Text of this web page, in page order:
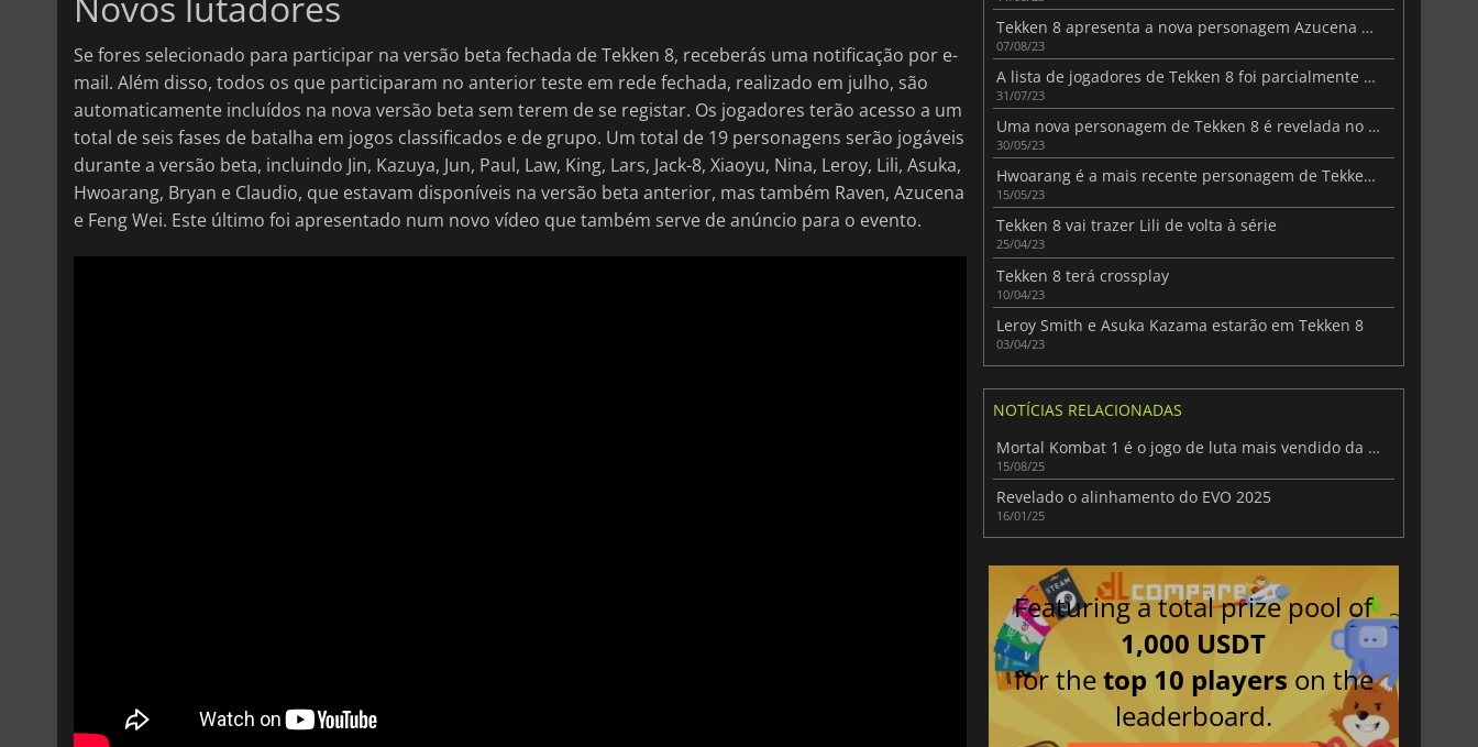
Se fores selecionado para participar na versão beta fechada de Tekken 8, receberás uma notificação por e-
mail. Além disso, todos os que participaram no anterior teste em rede fechada, realizado em julho, são
automaticamente incluídos na nova versão beta sem terem de se registar. Os jogadores terão acesso a um
total de seis fases de batalha em jogos classificados e de grupo. Um total de 19 personagens serão jogáveis
durante a versão beta, incluindo Jin, Kazuya, Jun, Paul, Law, King, Lars, Jack-8, Xiaoyu, Nina, Leroy, Lili, Asuka,
Hwoarang, Bryan e Claudio, que estavam disponíveis na versão beta anterior, mas também Raven, Azucena
e Feng Wei. Este último foi apresentado num novo vídeo que também serve de anúncio para o evento.
Tekken 8 apresenta a nova personagem Azucena e o regresso de Raven
07/08/23
A lista de jogadores de Tekken 8 foi parcialmente divulgada
31/07/23
Uma nova personagem de Tekken 8 é revelada no meio da controvérsia
30/05/23
Hwoarang é a mais recente personagem de Tekken 8
15/05/23
Tekken 8 vai trazer Lili de volta à série
25/04/23
Tekken 8 terá crossplay
10/04/23
Leroy Smith e Asuka Kazama estarão em Tekken 8
03/04/23
NOTÍCIAS RELACIONADAS
Mortal Kombat 1 é o jogo de luta mais vendido da atual geração
15/08/25
Revelado o alinhamento do EVO 2025
16/01/25
Featuring a total prize pool of
1,000 USDT
for thetop 10 players on the
leaderboard.